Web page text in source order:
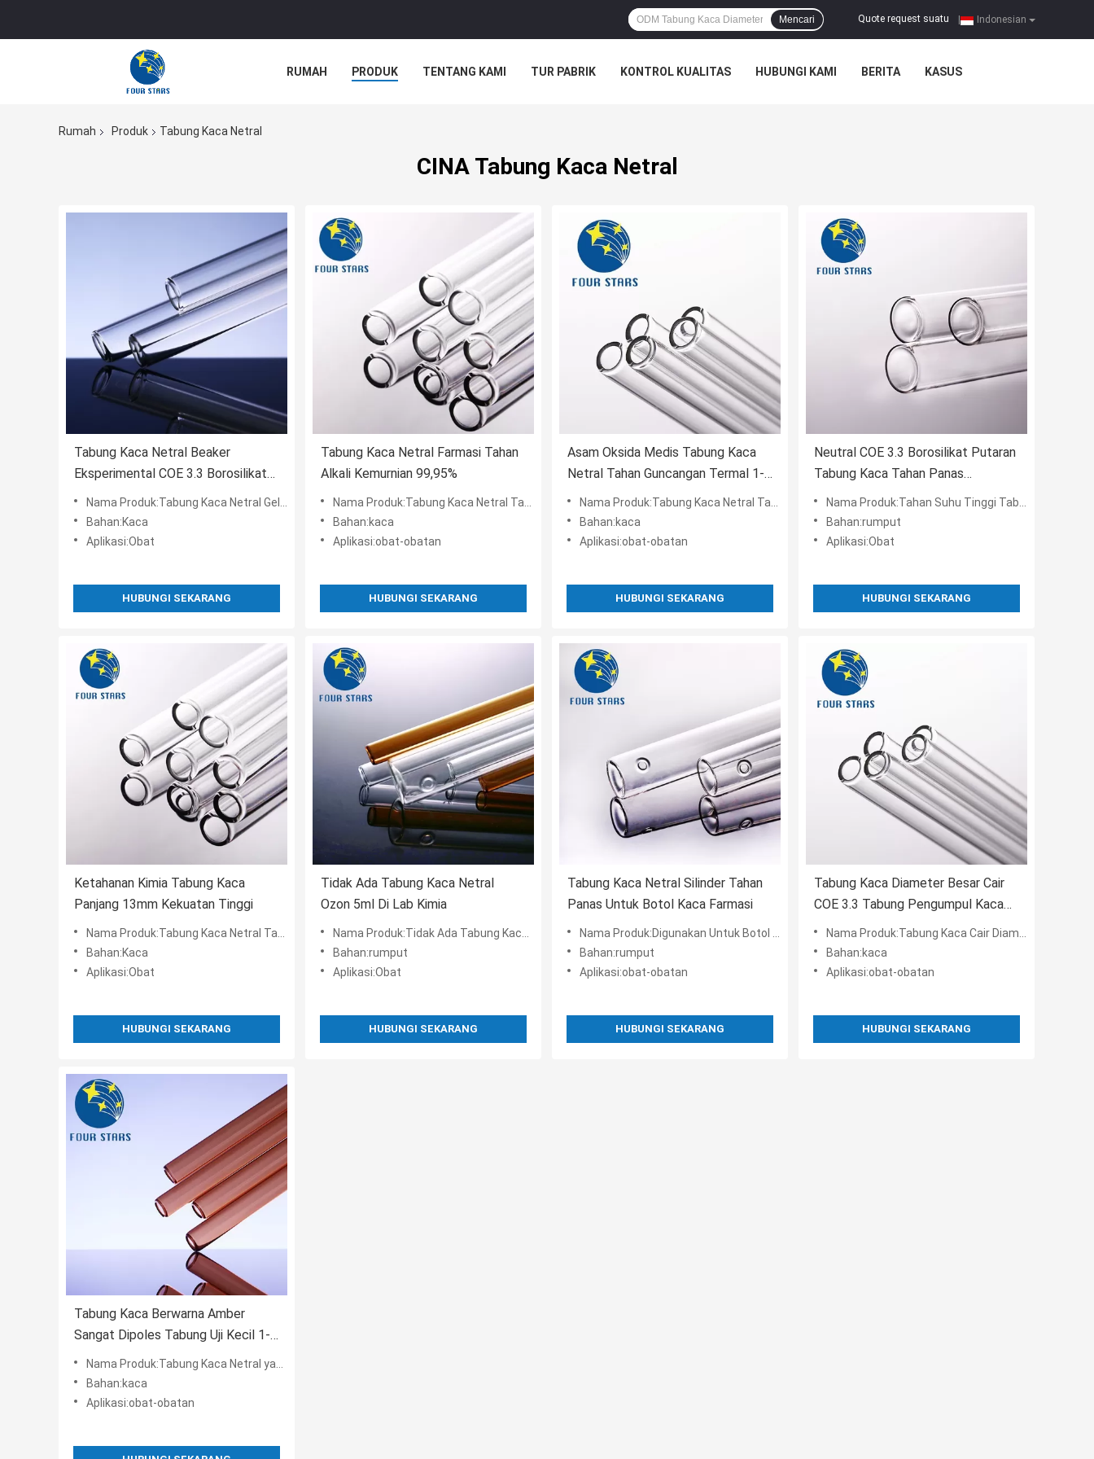
Indonesian
Quote request suatu
Mencari
RUMAH PRODUK TENTANG KAMI TUR PABRIK KONTROL KUALITAS HUBUNGI KAMI BERITA KASUS
Rumah Produk Tabung Kaca Netral
CINA Tabung Kaca Netral
Tabung Kaca Netral Beaker
Eksperimental COE 3.3 Borosilikat
ISO15378
Nama Produk:Tabung Kaca Netral Gelas Eksperimental
Bahan:Kaca
Aplikasi:Obat
HUBUNGI SEKARANG
Tabung Kaca Netral Farmasi Tahan
Alkali Kemurnian 99,95%
Nama Produk:Tabung Kaca Netral Tahan Asam Dan Alkali
Bahan:kaca
Aplikasi:obat-obatan
HUBUNGI SEKARANG
Asam Oksida Medis Tabung Kaca
Netral Tahan Guncangan Termal 1-
20mlNama Produk:Tabung Kaca Netral Tahan Guncangan Termal
Bahan:kaca
Aplikasi:obat-obatan
HUBUNGI SEKARANG
Neutral COE 3.3 Borosilikat Putaran
Tabung Kaca Tahan Panas
ISO15378
Nama Produk:Tahan Suhu Tinggi Tabung Kaca Netral
Bahan:rumput
Aplikasi:Obat
HUBUNGI SEKARANG
Ketahanan Kimia Tabung Kaca
Panjang 13mm Kekuatan Tinggi
Nama Produk:Tabung Kaca Netral Tahan Kimia Kinerja Listrik Yang Baik
Bahan:Kaca
Aplikasi:Obat
HUBUNGI SEKARANG
Tidak Ada Tabung Kaca Netral
Ozon 5ml Di Lab Kimia
Nama Produk:Tidak Ada Tabung Kaca Netral Ozon Kinerja Listrik Yang Baik
Bahan:rumput
Aplikasi:Obat
HUBUNGI SEKARANG
Tabung Kaca Netral Silinder Tahan
Panas Untuk Botol Kaca Farmasi
Nama Produk:Digunakan Untuk Botol Kaca Farmasi Tabung Kaca Netral
Bahan:rumput
Aplikasi:obat-obatan
HUBUNGI SEKARANG
Tabung Kaca Diameter Besar Cair
COE 3.3 Tabung Pengumpul Kaca
Borosilikat ODM
Nama Produk:Tabung Kaca Cair Diameter Besar Tabung Kaca Netral
Bahan:kaca
Aplikasi:obat-obatan
HUBUNGI SEKARANG
Tabung Kaca Berwarna Amber
Sangat Dipoles Tabung Uji Kecil 1-
20mlNama Produk:Tabung Kaca Netral yang sangat dipoles
Bahan:kaca
Aplikasi:obat-obatan